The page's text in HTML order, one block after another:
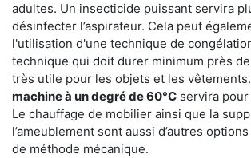
adultes. Un insecticide puissant servira
désinfecter l’aspirateur. Cela peut
l'utilisation d'une technique de
technique qui doit durer minimum près
très utile pour les objets et les
machine à un degré de 60°C servira
Le chauffage de mobilier ainsi que la
l’ameublement sont aussi d’autres
de méthode mécanique.